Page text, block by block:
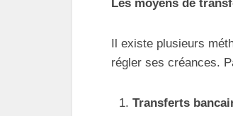
Les moyens de
Il existe plusieurs
régler ses créances.
Transferts